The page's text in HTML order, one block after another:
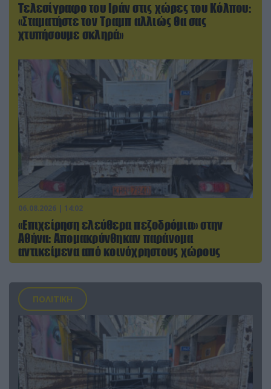
Τελεσίγραφο του Ιράν στις χώρες του Κόλπου:
«Σταματήστε τον Τραμπ αλλιώς θα σας
χτυπήσουμε σκληρά»
06.08.2026 | 14:02
«Επιχείρηση ελεύθερα πεζοδρόμια» στην
Αθήνα: Απομακρύνθηκαν παράνομα
αντικείμενα από κοινόχρηστους χώρους
ΠΟΛΙΤΙΚΗ